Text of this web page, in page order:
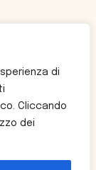
di
Cliccando
dei